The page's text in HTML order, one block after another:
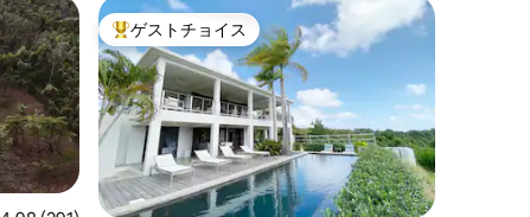
大好評のゲストチョイスです。
ゲストチョイス